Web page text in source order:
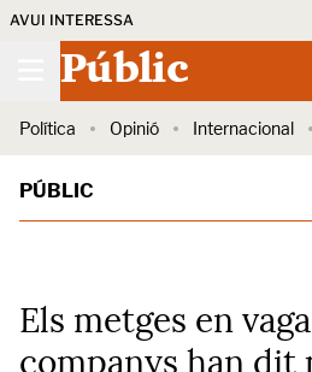
AVUI INTERESSA
Públic
Política Opinió Internacional
PÚBLIC
Els metges en
companys han dit